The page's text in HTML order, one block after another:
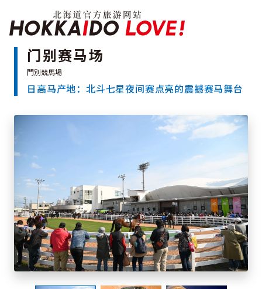
特辑
区域指南
预约
交通
北海道简介
按旅游主题搜索
享受雨天
七个国立公园
邂逅美景
基础知识
门别赛马场
日高马产地：北斗七星夜间赛点亮的震撼赛马舞台